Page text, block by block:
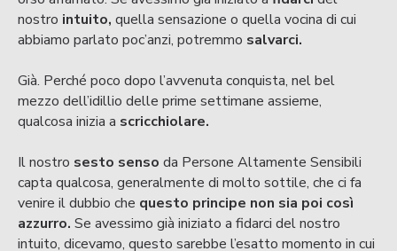
nostro intuito, quella sensazione o quella vocina di cui
abbiamo parlato poc’anzi, potremmo salvarci.
Già. Perché poco dopo l’avvenuta conquista, nel bel
mezzo dell’idillio delle prime settimane assieme,
qualcosa inizia a scricchiolare.
Il nostro sesto senso da Persone Altamente Sensibili
capta qualcosa, generalmente di molto sottile, che ci fa
venire il dubbio che questo principe non sia poi così
azzurro. Se avessimo già iniziato a fidarci del nostro
intuito, dicevamo, questo sarebbe l’esatto momento in cui